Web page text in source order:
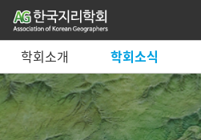
학회소개 학회소식